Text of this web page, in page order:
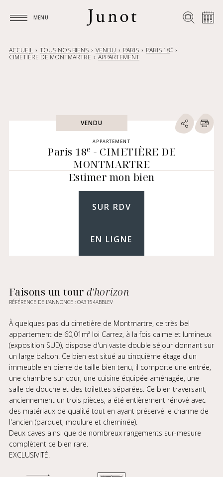
MENU
ACCUEIL TOUS NOS BIENS VENDU PARIS PARIS 18E
CIMETIÈRE DE MONTMARTRE APPARTEMENT
VENDU
APPARTEMENT
Paris 18e - CIMETIÈRE DE
MONTMARTRE
Estimer mon bien
SUR RDV
EN LIGNE
Faisons un tour d'horizon
RÉFÉRENCE DE L’ANNONCE : OA3154ABBLEV
À quelques pas du cimetière de Montmartre, ce très bel
appartement de 60,01m² loi Carrez, à la fois calme et lumineux
(exposition SUD), dispose d'un vaste double séjour donnant sur
un large balcon. Ce bien est situé au cinquième étage d'un
immeuble en pierre de taille bien tenu, il comporte une entrée,
une chambre sur cour, une cuisine équipée aménagée, une
salle de douche et des toilettes séparées. Ce bien traversant,
anciennement un trois pièces, a été entièrement rénové avec
des matériaux de qualité tout en ayant préservé le charme de
l'ancien (parquet, moulure et cheminée).
Deux caves ainsi que de nombreux rangements sur-mesure
complètent ce bien rare.
EXCLUSIVITÉ.